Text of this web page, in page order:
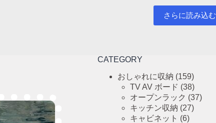
さらに読み込む
CATEGORY
おしゃれに収納 (159)
TV AV ボード (38)
オープンラック (37)
キッチン収納 (27)
キャビネット (6)